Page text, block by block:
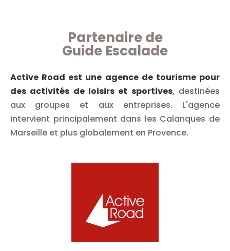
Partenaire de
Guide Escalade
Active Road est une agence de tourisme pour
des activités de loisirs et sportives, destinées
aux groupes et aux entreprises. L'agence
intervient principalement dans les Calanques de
Marseille et plus globalement en Provence.